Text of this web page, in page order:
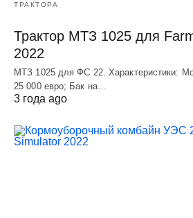
ТРАКТОРА
Трактор МТЗ 1025 для
2022
МТЗ 1025 для ФС 22. Характеристики:
25 000 евро; Бак на…
3 года ago